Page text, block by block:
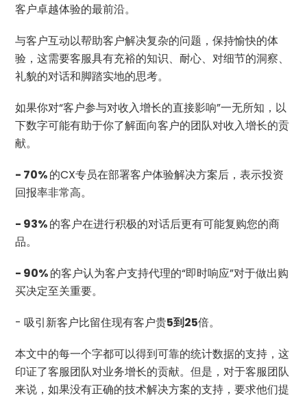
客户卓越体验的最前沿。
与客户互动以帮助客户解决复杂的问题，保持愉快的体
验，这需要客服具有充裕的知识、耐心、对细节的洞察、
礼貌的对话和脚踏实地的思考。
如果你对“客户参与对收入增长的直接影响”一无所知，以
下数字可能有助于你了解面向客户的团队对收入增长的贡
献。
- 70%的CX专员在部署客户体验解决方案后，表示投资
回报率非常高。
- 93%的客户在进行积极的对话后更有可能复购您的商
品。
- 90%的客户认为客户支持代理的“即时响应”对于做出购
买决定至关重要。
- 吸引新客户比留住现有客户贵5到25倍。
本文中的每一个字都可以得到可靠的统计数据的支持，这
印证了客服团队对业务增长的贡献。但是，对于客服团队
来说，如果没有正确的技术解决方案的支持，要求他们提